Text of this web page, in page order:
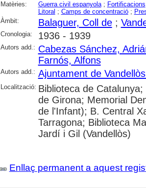
Matèries: Guerra civil espanyola; Fortificacions
Litoral ; Camps de concentració;
Àmbit:
Balaguer, Coll de;
Cronologia: 1936 - 1939
Autors add.: Cabezas Sánchez,
Farnós, Alfons
Autors add.: Ajuntament de
Localització: Biblioteca de
de Girona; Memorial
de l'Infant); B. Central
Tarragona; Biblioteca
Jardí i Gil (Vandellòs)
Enllaç permanent a aquest